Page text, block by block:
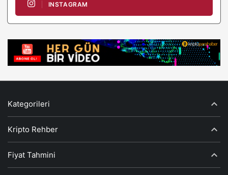
INSTAGRAM
Kategorileri
Kripto Rehber
Fiyat Tahmini